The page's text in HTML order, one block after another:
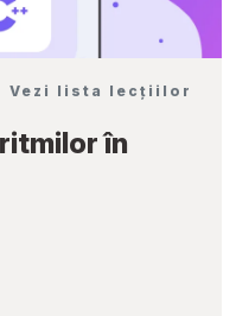
Vezi lista lecțiilor
în